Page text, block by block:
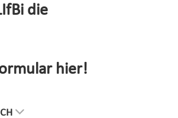
die
hier!